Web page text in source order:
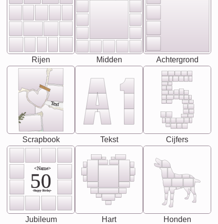
Rijen Midden Achtergrond
Text
Scrapbook Tekst Cijfers
<Name>
50
-Happy Birday-
Jubileum Hart Honden